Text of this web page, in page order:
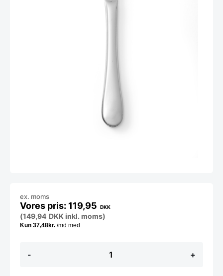
-
kniv
+
119,95 DKK
ex. moms
(149,94 DKK inkl. moms)